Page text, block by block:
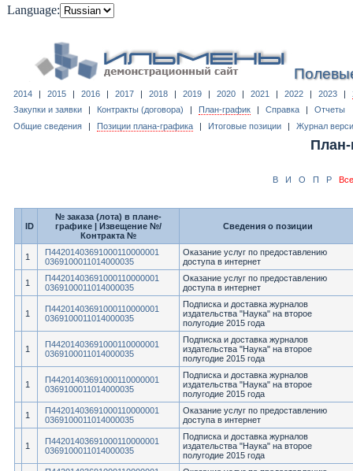
Language:
2014 | 2015 | 2016 | 2017 | 2018 | 2019 | 2020 | 2021 | 2022 | 2023 |
Закупки и заявки
| Контракты (договора) | План-график | Справка |
Отчеты
Общие сведения
| Позиции плана-графика | Итоговые позиции | Журнал
План-
В И О П Р Все
ID
№ заказа (лота) в плане-
графике | Извещение №/
Контракта №
Сведения о позиции
1
П44201403691000110000001
0369100011014000035
Оказание услуг по предоставлению
доступа в интернет
1
П44201403691000110000001
0369100011014000035
Оказание услуг по предоставлению
доступа в интернет
1
П44201403691000110000001
0369100011014000035
Подписка и доставка журналов
издательства "Наука" на второе
полугодие 2015 года
1
П44201403691000110000001
0369100011014000035
Подписка и доставка журналов
издательства "Наука" на второе
полугодие 2015 года
1
П44201403691000110000001
0369100011014000035
Подписка и доставка журналов
издательства "Наука" на второе
полугодие 2015 года
1
П44201403691000110000001
0369100011014000035
Оказание услуг по предоставлению
доступа в интернет
1
П44201403691000110000001
0369100011014000035
Подписка и доставка журналов
издательства "Наука" на второе
полугодие 2015 года